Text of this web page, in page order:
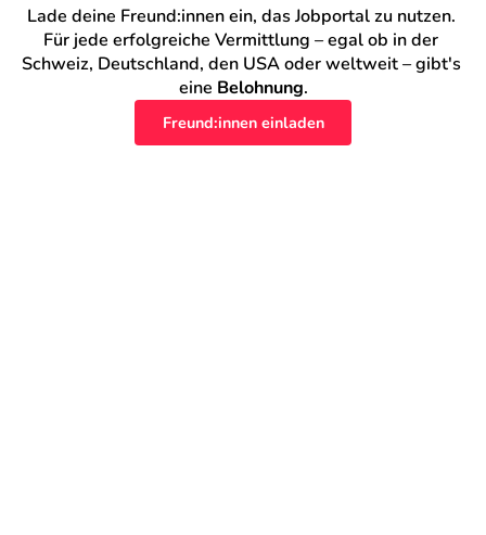
Lade deine Freund:innen ein, das Jobportal zu nutzen.
Für jede erfolgreiche Vermittlung – egal ob in der
Schweiz, Deutschland, den USA oder weltweit – gibt's
eine Belohnung.
Freund:innen einladen